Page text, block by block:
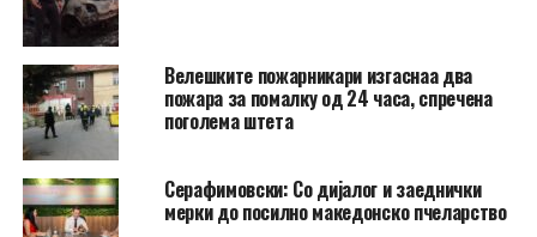
Велешките пожарникари изгаснаа два
пожара за помалку од 24 часа, спречена
поголема штета
Серафимовски: Со дијалог и заеднички
мерки до посилно македонско пчеларство